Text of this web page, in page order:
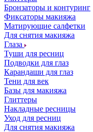
Бронзаторы и контуринг
Фиксаторы макияжа
Матирующие салфетки
Для снятия макияжа
Глаза
Туши для ресниц
Подводки для глаз
Карандаши для глаз
Тени для век
Базы для макияжа
Глиттеры
Накладные ресницы
Уход для ресниц
Для снятия макияжа